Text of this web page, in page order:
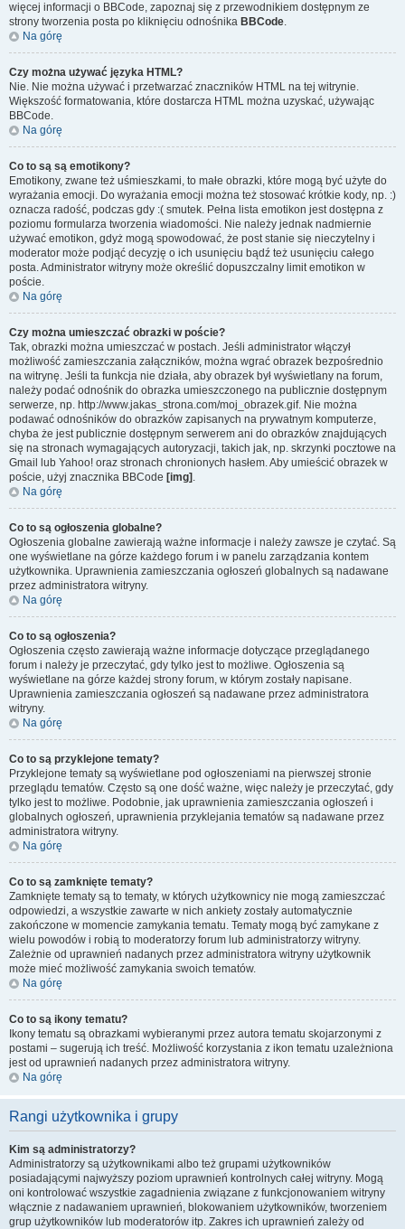
więcej informacji o BBCode, zapoznaj się z przewodnikiem dostępnym ze
strony tworzenia posta po kliknięciu odnośnika BBCode.
Na górę
Czy można używać języka HTML?
Nie. Nie można używać i przetwarzać znaczników HTML na tej witrynie.
Większość formatowania, które dostarcza HTML można uzyskać, używając
BBCode.
Na górę
Co to są są emotikony?
Emotikony, zwane też uśmieszkami, to małe obrazki, które mogą być użyte do
wyrażania emocji. Do wyrażania emocji można też stosować krótkie kody, np. :)
oznacza radość, podczas gdy :( smutek. Pełna lista emotikon jest dostępna z
poziomu formularza tworzenia wiadomości. Nie należy jednak nadmiernie
używać emotikon, gdyż mogą spowodować, że post stanie się nieczytelny i
moderator może podjąć decyzję o ich usunięciu bądź też usunięciu całego
posta. Administrator witryny może określić dopuszczalny limit emotikon w
poście.
Na górę
Czy można umieszczać obrazki w poście?
Tak, obrazki można umieszczać w postach. Jeśli administrator włączył
możliwość zamieszczania załączników, można wgrać obrazek bezpośrednio
na witrynę. Jeśli ta funkcja nie działa, aby obrazek był wyświetlany na forum,
należy podać odnośnik do obrazka umieszczonego na publicznie dostępnym
serwerze, np. http://www.jakas_strona.com/moj_obrazek.gif. Nie można
podawać odnośników do obrazków zapisanych na prywatnym komputerze,
chyba że jest publicznie dostępnym serwerem ani do obrazków znajdujących
się na stronach wymagających autoryzacji, takich jak, np. skrzynki pocztowe na
Gmail lub Yahoo! oraz stronach chronionych hasłem. Aby umieścić obrazek w
poście, użyj znacznika BBCode [img] .
Na górę
Co to są ogłoszenia globalne?
Ogłoszenia globalne zawierają ważne informacje i należy zawsze je czytać. Są
one wyświetlane na górze każdego forum i w panelu zarządzania kontem
użytkownika. Uprawnienia zamieszczania ogłoszeń globalnych są nadawane
przez administratora witryny.
Na górę
Co to są ogłoszenia?
Ogłoszenia często zawierają ważne informacje dotyczące przeglądanego
forum i należy je przeczytać, gdy tylko jest to możliwe. Ogłoszenia są
wyświetlane na górze każdej strony forum, w którym zostały napisane.
Uprawnienia zamieszczania ogłoszeń są nadawane przez administratora
witryny.
Na górę
Co to są przyklejone tematy?
Przyklejone tematy są wyświetlane pod ogłoszeniami na pierwszej stronie
przeglądu tematów. Często są one dość ważne, więc należy je przeczytać, gdy
tylko jest to możliwe. Podobnie, jak uprawnienia zamieszczania ogłoszeń i
globalnych ogłoszeń, uprawnienia przyklejania tematów są nadawane przez
administratora witryny.
Na górę
Co to są zamknięte tematy?
Zamknięte tematy są to tematy, w których użytkownicy nie mogą zamieszczać
odpowiedzi, a wszystkie zawarte w nich ankiety zostały automatycznie
zakończone w momencie zamykania tematu. Tematy mogą być zamykane z
wielu powodów i robią to moderatorzy forum lub administratorzy witryny.
Zależnie od uprawnień nadanych przez administratora witryny użytkownik
może mieć możliwość zamykania swoich tematów.
Na górę
Co to są ikony tematu?
Ikony tematu są obrazkami wybieranymi przez autora tematu skojarzonymi z
postami – sugerują ich treść. Możliwość korzystania z ikon tematu uzależniona
jest od uprawnień nadanych przez administratora witryny.
Na górę
Rangi użytkownika i grupy
Kim są administratorzy?
Administratorzy są użytkownikami albo też grupami użytkowników
posiadającymi najwyższy poziom uprawnień kontrolnych całej witryny. Mogą
oni kontrolować wszystkie zagadnienia związane z funkcjonowaniem witryny
włącznie z nadawaniem uprawnień, blokowaniem użytkowników, tworzeniem
grup użytkowników lub moderatorów itp. Zakres ich uprawnień zależy od